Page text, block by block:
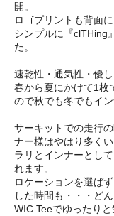
開。
ロゴプリントも背面
シンプルに『clTHing
た。
速乾性・通気性・優
春から夏にかけて1枚
ので秋でも冬でもイ
サーキットでの走行
ナー様はやはり多く
ラリとインナーとし
れます。
ロケーションを選ば
した時間も・・・ど
WIC.Teeでゆったり